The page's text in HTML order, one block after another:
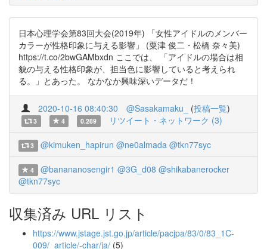
日本心理学会第83回大会(2019年) 「女性アイドルのメンバー
カラーが性格印象に与える影響」 (粟津 俊二・松橋 奈々美)
https://t.co/2bwGAMbxdn ここでは、 「アイドルの場合は相
貌の与える性格印象が、担当色に影響していると考えられ
る。」とあった。 なかなか興味深いデータだ！
2020-10-16 08:40:30 @Sasakamaku_ (投稿一覧)
3 4 0.289 リツイート・ネットワーク (3)
3 @kimuken_hapirun @ne0almada @tkn77syc
4 @banananosengir1 @3G_d08 @shikabanerocker
@tkn77syc
収集済み URL リスト
https://www.jstage.jst.go.jp/article/pacjpa/83/0/83_1C-
009/_article/-char/ja/ (5)